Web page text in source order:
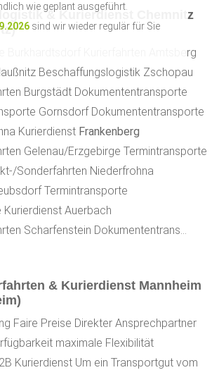
wie geplant ausgeführt.
sind wir wieder regulär für Sie
& Kurierdienst Chemnitz
Burkhardtsdorf Kurierfahrten Amtsberg
Beschaffungslogistik Zschopau
Burgstädt Dokumententransporte
Gornsdorf Dokumententransporte
Kurierdienst Frankenberg
Gelenau/Erzgebirge Termintransporte
Sonderfahrten Niederfrohna
Termintransporte
Auerbach
Scharfenstein Dokumententrans...
& Kurierdienst Mannheim
Faire Preise Direkter Ansprechpartner
maximale Flexibilität
Kurierdienst Um ein Transportgut vom